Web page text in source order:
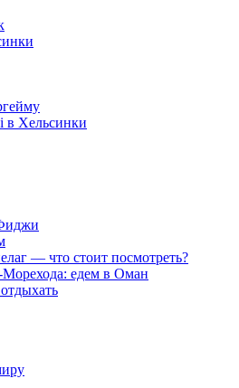
в Хельсинки
— что стоит посмотреть?
едем в Оман